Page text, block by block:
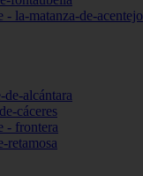
- la-matanza-de-acentejo
alcántara
cáceres
- frontera
retamosa